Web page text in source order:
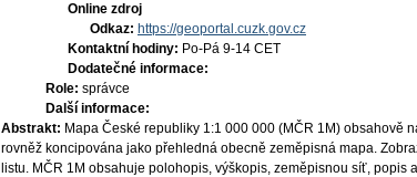
Online zdroj
Odkaz: https://geoportal.cuzk.gov.cz
Kontaktní hodiny: Po-Pá 9-14 CET
Dodatečné informace:
Role: správce
Další informace:
Abstrakt: Mapa České republiky 1:1 000 000 (MČR 1M) obsahově
rovněž koncipována jako přehledná obecně zeměpisná mapa.
listu. MČR 1M obsahuje polohopis, výškopis, zeměpisnou síť, popis